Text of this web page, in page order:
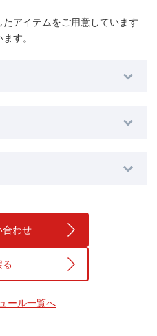
アイテムをご用意しています
す。
合わせ
る
ール一覧へ